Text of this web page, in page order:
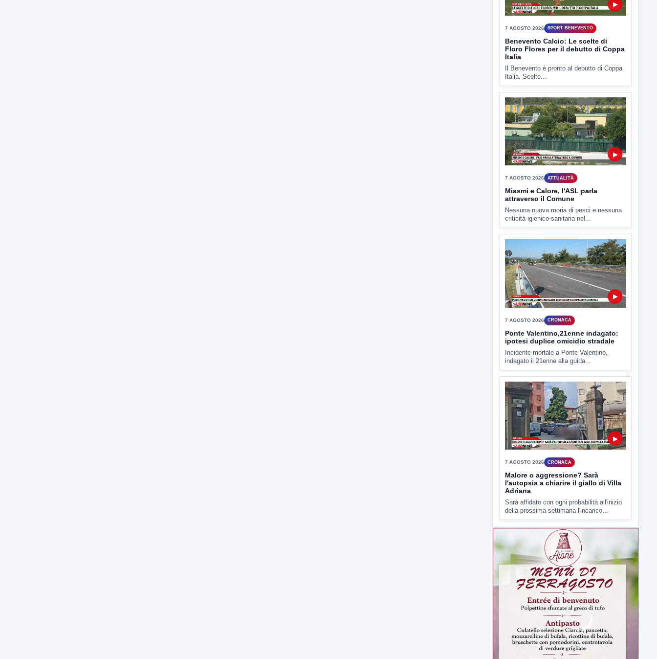
▶
7 AGOSTO 2026 SPORT BENEVENTO
Benevento Calcio: Le scelte di
Floro Flores per il debutto di Coppa
Italia
Il Benevento è pronto al debutto di Coppa
Italia. Scelte...
▶
7 AGOSTO 2026 ATTUALITÀ
Miasmi e Calore, l'ASL parla
attraverso il Comune
Nessuna nuova moria di pesci e nessuna
criticità igienico-sanitaria nel...
▶
7 AGOSTO 2026 CRONACA
Ponte Valentino,21enne indagato:
ipotesi duplice omicidio stradale
Incidente mortale a Ponte Valentino,
indagato il 21enne alla guida...
▶
7 AGOSTO 2026 CRONACA
Malore o aggressione? Sarà
l'autopsia a chiarire il giallo di Villa
Adriana
Sarà affidato con ogni probabilità all'inizio
della prossima settimana l'incarico...